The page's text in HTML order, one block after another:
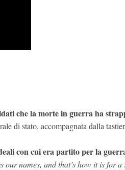
che la morte in guerra ha
di stato, accompagnata dalla
con cui era partito per la
our names, and that’s how it is for